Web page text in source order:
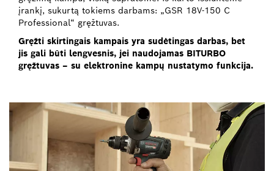
įrankį, sukurtą tokiems darbams: „GSR 18V-150 C
Professional“ gręžtuvas.
Gręžti skirtingais kampais yra sudėtingas darbas, bet
jis gali būti lengvesnis, jei naudojamas BITURBO
gręžtuvas – su elektronine kampų nustatymo funkcija.